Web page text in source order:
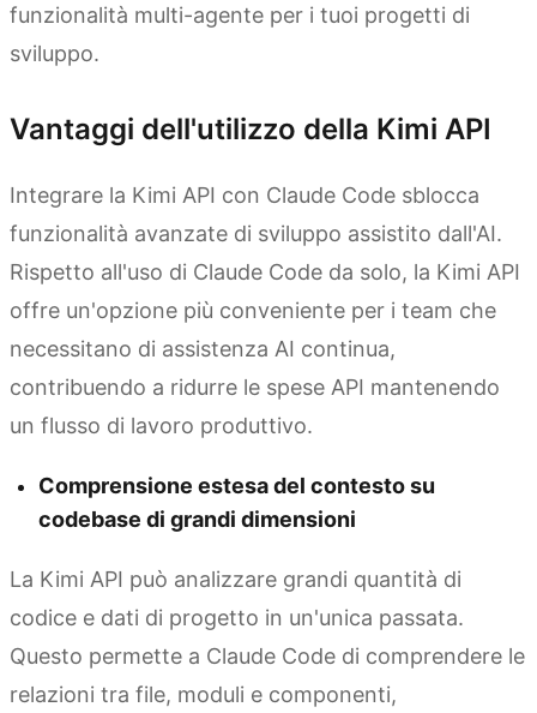
funzionalità multi-agente per i tuoi progetti di
sviluppo.
Vantaggi dell'utilizzo della Kimi API
Integrare la Kimi API con Claude Code sblocca
funzionalità avanzate di sviluppo assistito dall'AI.
Rispetto all'uso di Claude Code da solo, la Kimi API
offre un'opzione più conveniente per i team che
necessitano di assistenza AI continua,
contribuendo a ridurre le spese API mantenendo
un flusso di lavoro produttivo.
Comprensione estesa del contesto su
codebase di grandi dimensioni
La Kimi API può analizzare grandi quantità di
codice e dati di progetto in un'unica passata.
Questo permette a Claude Code di comprendere le
relazioni tra file, moduli e componenti,